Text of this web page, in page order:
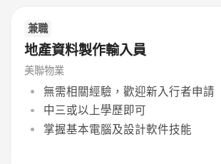
兼職
地產資料製作輸入員
美聯物業
無需相關經驗，歡迎新入行者申請
中三或以上學歷即可
掌握基本電腦及設計軟件技能